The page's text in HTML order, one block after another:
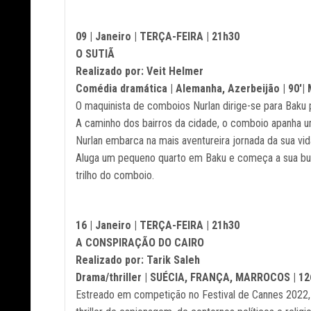
09 | Janeiro | TERÇA-FEIRA | 21h30
O SUTIÃ
Realizado por: Veit Helmer
Comédia dramática | Alemanha, Azerbeijão | 90'|
O maquinista de comboios Nurlan dirige-se para
A caminho dos bairros da cidade, o comboio apanha
Nurlan embarca na mais aventureira jornada da sua
Aluga um pequeno quarto em Baku e começa a sua
trilho do comboio.
16 | Janeiro | TERÇA-FEIRA | 21h30
A CONSPIRAÇÃO DO CAIRO
Realizado por: Tarik Saleh
Drama/thriller | SUÉCIA, FRANÇA, MARROCOS |
Estreado em competição no Festival de Cannes